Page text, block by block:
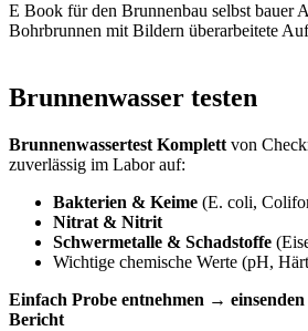
E Book für den Brunnenbau selbst bauer
Bohrbrunnen mit Bildern überarbeitete
Brunnenwasser testen
Brunnenwassertest Komplett von
zuverlässig im Labor auf:
Bakterien & Keime (E. coli,
Nitrat & Nitrit
Schwermetalle & Schadstoffe
Wichtige chemische Werte (pH,
Einfach Probe entnehmen →
Bericht